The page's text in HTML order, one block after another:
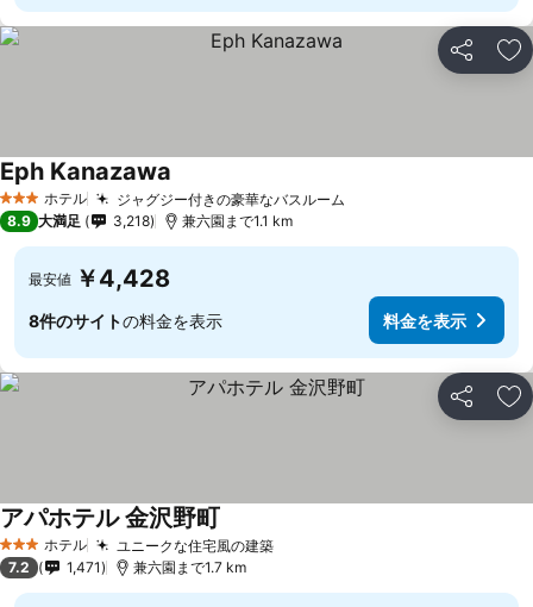
シェア お
3 ホテルのランク
ホテル ジャグジー付きの豪華なバスルーム
Eph Kanazawa
8.9 大満足 3,218 兼六園まで1.1 km
最安値 ￥4,428
8件のサイトの料金を表示 料金を表示
シェア お
3 ホテルのランク
ホテル ユニークな住宅風の建築料金を表示
アパホテル 金沢野町
7.2 1,471 兼六園まで1.7 km